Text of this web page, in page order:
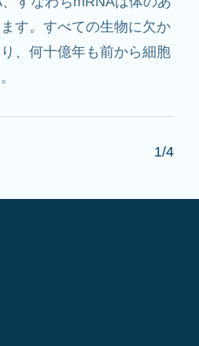
胞内で他の成分と相互作
質を作るのを助けます。